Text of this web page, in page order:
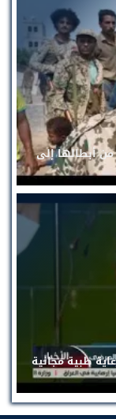
أبطالها إلى
طبية مجانية